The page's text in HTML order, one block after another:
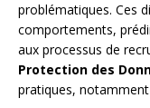
problématiques. Ces
comportements,
aux processus de
Protection des
pratiques,